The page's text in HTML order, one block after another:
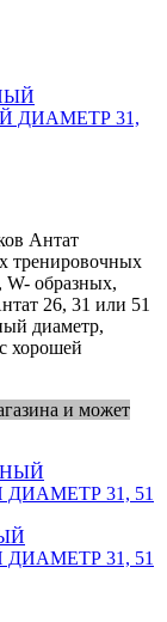
ДИАМЕТР 31,
Антат
тренировочных
образных,
26, 31 или 51
диаметр,
хорошей
и может
31, 51